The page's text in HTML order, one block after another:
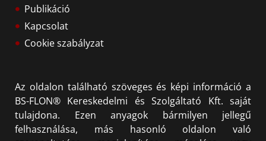
Publikáció
Kapcsolat
Cookie szabályzat
Az oldalon található szöveges és képi információ a
BS-FLON® Kereskedelmi és Szolgáltató Kft. saját
tulajdona. Ezen anyagok bármilyen jellegű
felhasználása, más hasonló oldalon való